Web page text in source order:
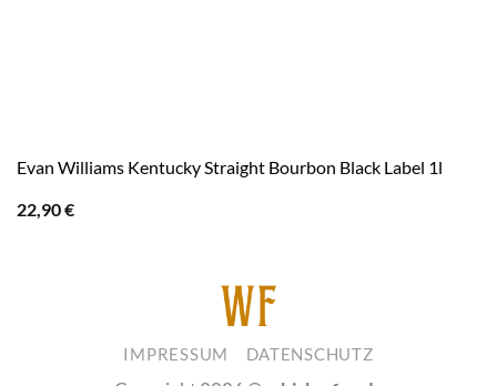
Evan Williams Kentucky Straight Bourbon Black Label 1l
22,90€
IMPRESSUM DATENSCHUTZ